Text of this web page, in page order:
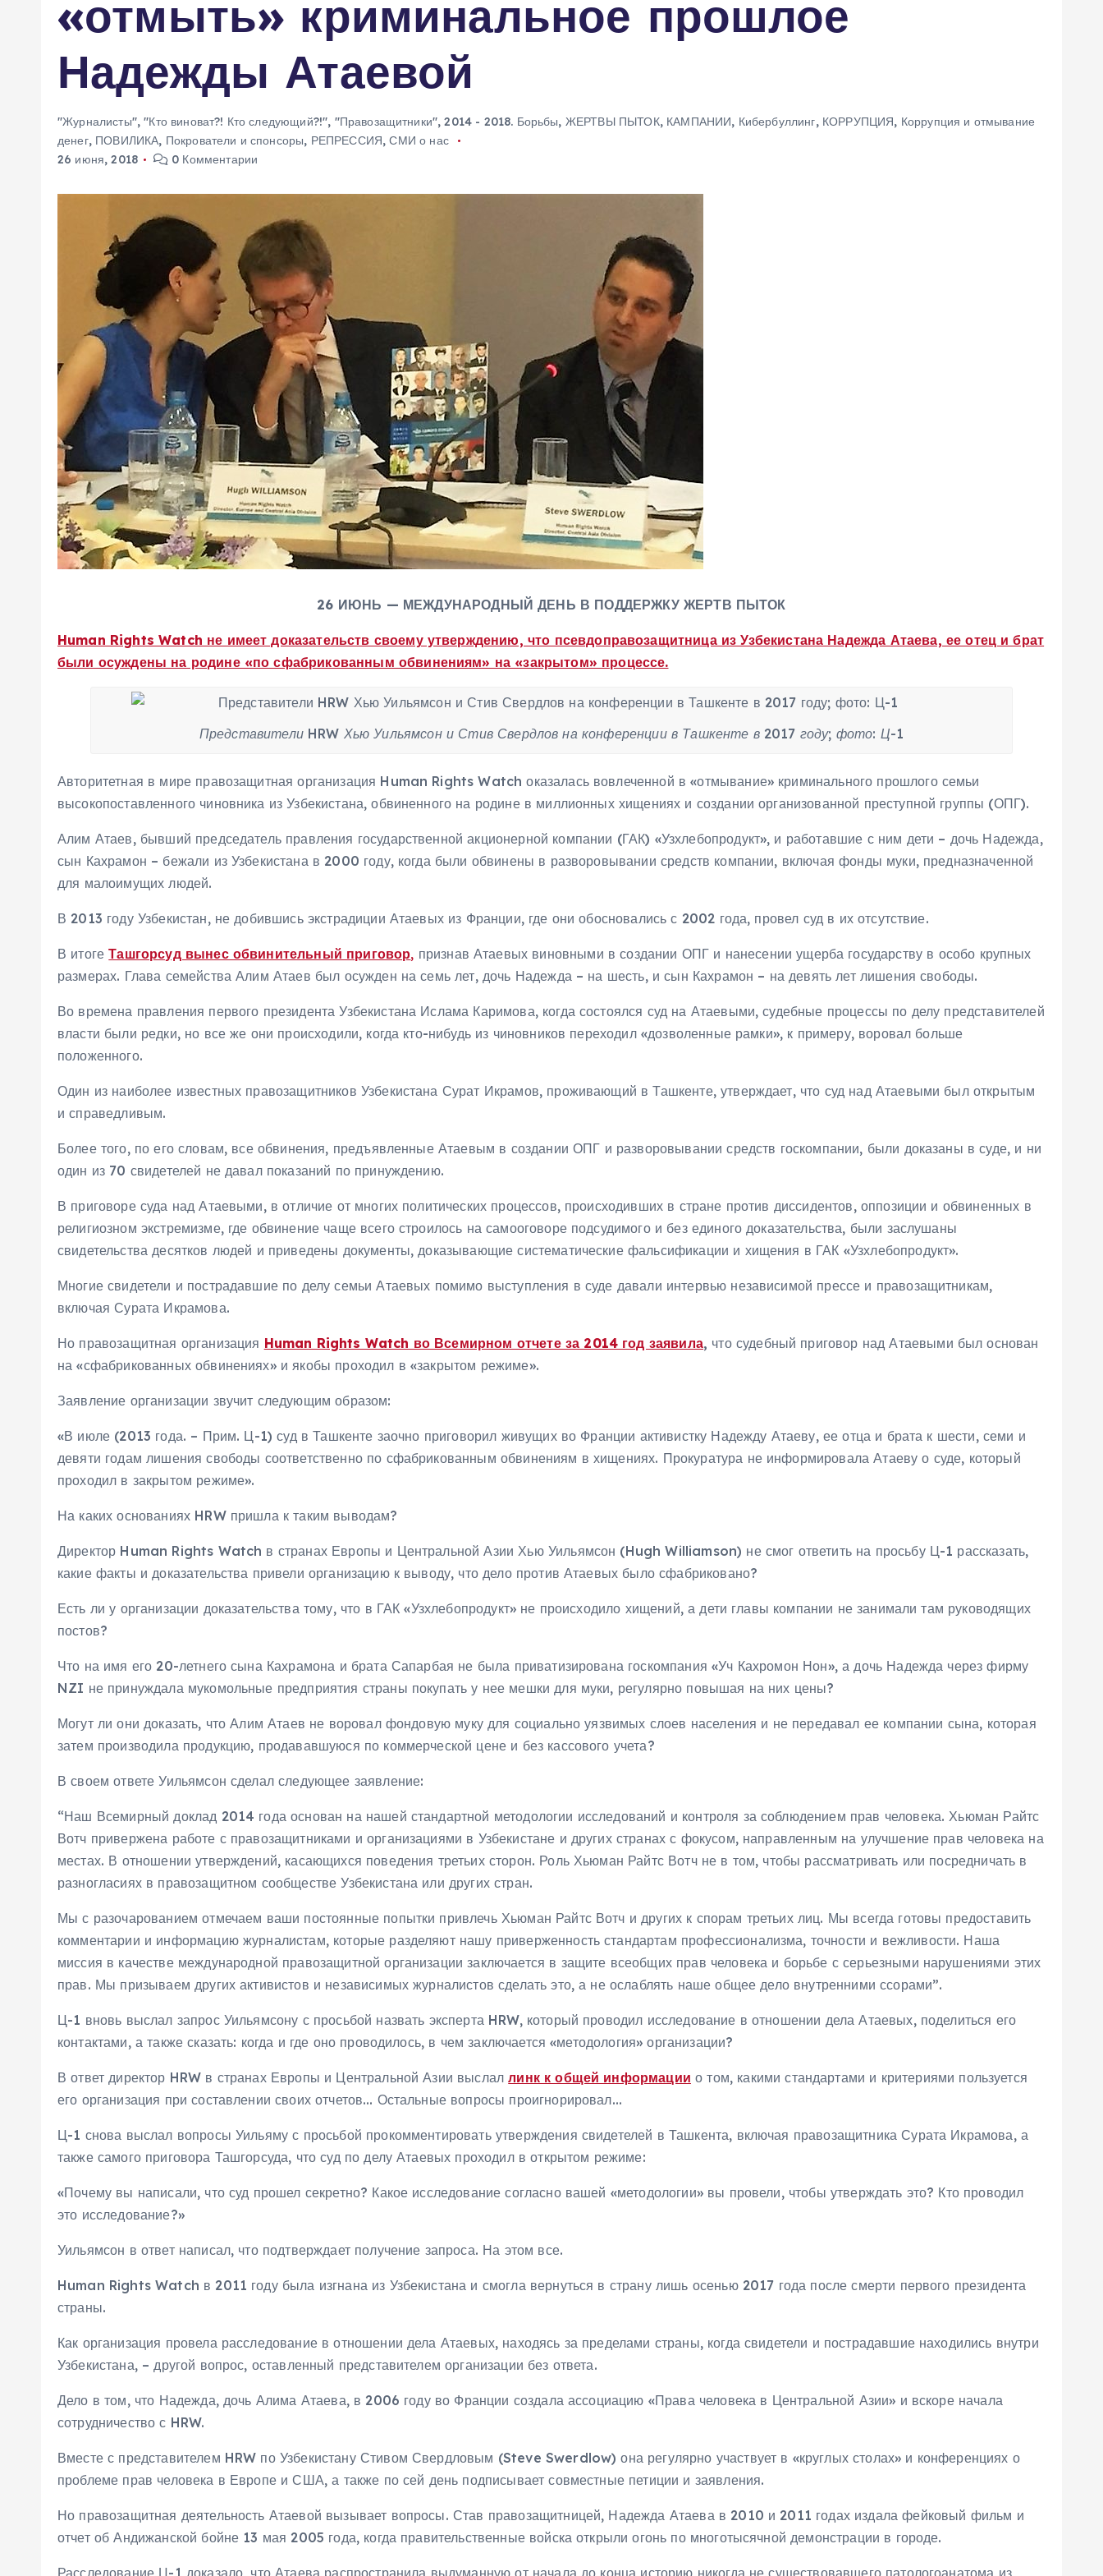
«отмыть» криминальное прошлое
Надежды Атаевой
"Журналисты","Кто виноват?! Кто следующий?!", "Правозащитники",2014 - 2018. Борьбы, ЖЕРТВЫ ПЫТОК, КАМПАНИИ, Кибербуллинг, КОРРУПЦИЯ, Коррупция и отмывание
денег, ПОВИЛИКА, Покрователи и спонсоры, РЕПРЕССИЯ,СМИ о нас
26 июня, 2018
0 Комментарии
26 ИЮНЬ — МЕЖДУНАРОДНЫЙ ДЕНЬ В ПОДДЕРЖКУ ЖЕРТВ ПЫТОК
Human Rights Watch не имеет доказательств своему утверждению, что псевдоправозащитница из Узбекистана Надежда Атаева, ее отец и брат
были осуждены на родине «по сфабрикованным обвинениям» на «закрытом» процессе.
Представители HRW Хью Уильямсон и Стив Свердлов на конференции в Ташкенте в 2017 году; фото: Ц-1
Авторитетная в мире правозащитная организация Human Rights Watch оказалась вовлеченной в «отмывание» криминального прошлого семьи
высокопоставленного чиновника из Узбекистана, обвиненного на родине в миллионных хищениях и создании организованной преступной группы (ОПГ).
Алим Атаев, бывший председатель правления государственной акционерной компании (ГАК) «Узхлебопродукт», и работавшие с ним дети – дочь Надежда,
сын Кахрамон – бежали из Узбекистана в 2000 году, когда были обвинены в разворовывании средств компании, включая фонды муки, предназначенной
для малоимущих людей.
В 2013 году Узбекистан, не добившись экстрадиции Атаевых из Франции, где они обосновались с 2002 года, провел суд в их отсутствие.
В итогеТашгорсуд вынес обвинительный приговор, признав Атаевых виновными в создании ОПГ и нанесении ущерба государству в особо крупных
размерах. Глава семейства Алим Атаев был осужден на семь лет, дочь Надежда – на шесть, и сын Кахрамон – на девять лет лишения свободы.
Во времена правления первого президента Узбекистана Ислама Каримова, когда состоялся суд на Атаевыми, судебные процессы по делу представителей
власти были редки, но все же они происходили, когда кто-нибудь из чиновников переходил «дозволенные рамки», к примеру, воровал больше
положенного.
Один из наиболее известных правозащитников Узбекистана Сурат Икрамов, проживающий в Ташкенте, утверждает, что суд над Атаевыми был открытым
и справедливым.
Более того, по его словам, все обвинения, предъявленные Атаевым в создании ОПГ и разворовывании средств госкомпании, были доказаны в суде, и ни
один из 70 свидетелей не давал показаний по принуждению.
В приговоре суда над Атаевыми, в отличие от многих политических процессов, происходивших в стране против диссидентов, оппозиции и обвиненных в
религиозном экстремизме, где обвинение чаще всего строилось на самооговоре подсудимого и без единого доказательства, были заслушаны
свидетельства десятков людей и приведены документы, доказывающие систематические фальсификации и хищения в ГАК «Узхлебопродукт».
Многие свидетели и пострадавшие по делу семьи Атаевых помимо выступления в суде давали интервью независимой прессе и правозащитникам,
включая Сурата Икрамова.
Но правозащитная организация Human Rights Watch во Всемирном отчете за 2014 год заявила, что судебный приговор над Атаевыми был основан
на «сфабрикованных обвинениях» и якобы проходил в «закрытом режиме».
Заявление организации звучит следующим образом:
«В июле (2013 года. – Прим. Ц-1) суд в Ташкенте заочно приговорил живущих во Франции активистку Надежду Атаеву, ее отца и брата к шести, семи и
девяти годам лишения свободы соответственно по сфабрикованным обвинениям в хищениях. Прокуратура не информировала Атаеву о суде, который
проходил в закрытом режиме».
На каких основаниях HRW пришла к таким выводам?
Директор Human Rights Watch в странах Европы и Центральной Азии Хью Уильямсон (Hugh Williamson) не смог ответить на просьбу Ц-1 рассказать,
какие факты и доказательства привели организацию к выводу, что дело против Атаевых было сфабриковано?
Есть ли у организации доказательства тому, что в ГАК «Узхлебопродукт» не происходило хищений, а дети главы компании не занимали там руководящих
постов?
Что на имя его 20-летнего сына Кахрамона и брата Сапарбая не была приватизирована госкомпания «Уч Кахромон Нон», а дочь Надежда через фирму
NZI не принуждала мукомольные предприятия страны покупать у нее мешки для муки, регулярно повышая на них цены?
Могут ли они доказать, что Алим Атаев не воровал фондовую муку для социально уязвимых слоев населения и не передавал ее компании сына, которая
затем производила продукцию, продававшуюся по коммерческой цене и без кассового учета?
В своем ответе Уильямсон сделал следующее заявление:
“Наш Всемирный доклад 2014 года основан на нашей стандартной методологии исследований и контроля за соблюдением прав человека. Хьюман Райтс
Вотч привержена работе с правозащитниками и организациями в Узбекистане и других странах с фокусом, направленным на улучшение прав человека на
местах. В отношении утверждений, касающихся поведения третьих сторон. Роль Хьюман Райтс Вотч не в том, чтобы рассматривать или посредничать в
разногласиях в правозащитном сообществе Узбекистана или других стран.
Мы с разочарованием отмечаем ваши постоянные попытки привлечь Хьюман Райтс Вотч и других к спорам третьих лиц. Мы всегда готовы предоставить
комментарии и информацию журналистам, которые разделяют нашу приверженность стандартам профессионализма, точности и вежливости. Наша
миссия в качестве международной правозащитной организации заключается в защите всеобщих прав человека и борьбе с серьезными нарушениями этих
прав. Мы призываем других активистов и независимых журналистов сделать это, а не ослаблять наше общее дело внутренними ссорами”.
Ц-1 вновь выслал запрос Уильямсону с просьбой назвать эксперта HRW, который проводил исследование в отношении дела Атаевых, поделиться его
контактами, а также сказать: когда и где оно проводилось, в чем заключается «методология» организации?
В ответ директор HRW в странах Европы и Центральной Азии выслаллинк к общей информации о том, какими стандартами и критериями пользуется
его организация при составлении своих отчетов… Остальные вопросы проигнорировал…
Ц-1 снова выслал вопросы Уильяму с просьбой прокомментировать утверждения свидетелей в Ташкента, включая правозащитника Сурата Икрамова, а
также самого приговора Ташгорсуда, что суд по делу Атаевых проходил в открытом режиме:
«Почему вы написали, что суд прошел секретно? Какое исследование согласно вашей «методологии» вы провели, чтобы утверждать это? Кто проводил
это исследование?»
Уильямсон в ответ написал, что подтверждает получение запроса. На этом все.
Human Rights Watch в 2011 году была изгнана из Узбекистана и смогла вернуться в страну лишь осенью 2017 года после смерти первого президента
страны.
Как организация провела расследование в отношении дела Атаевых, находясь за пределами страны, когда свидетели и пострадавшие находились внутри
Узбекистана, – другой вопрос, оставленный представителем организации без ответа.
Дело в том, что Надежда, дочь Алима Атаева, в 2006 году во Франции создала ассоциацию «Права человека в Центральной Азии» и вскоре начала
сотрудничество с HRW.
Вместе с представителем HRW по Узбекистану Стивом Свердловым (Steve Swerdlow) она регулярно участвует в «круглых столах» и конференциях о
проблеме прав человека в Европе и США, а также по сей день подписывает совместные петиции и заявления.
Но правозащитная деятельность Атаевой вызывает вопросы. Став правозащитницей, Надежда Атаева в 2010 и 2011 годах издала фейковый фильм и
отчет об Андижанской бойне 13 мая 2005 года, когда правительственные войска открыли огонь по многотысячной демонстрации в городе.